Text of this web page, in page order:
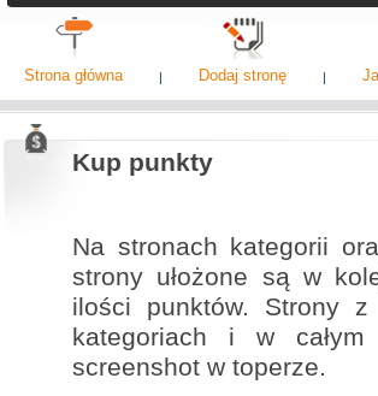
Strona główna Dodaj stronę
Kup punkty
Na stronach kategorii
strony ułożone są w
ilości punktów. Strony
kategoriach i w
screenshot w toperze.